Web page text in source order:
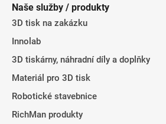
Naše služby / produkty
3D tisk na zakázku
Innolab
3D tiskárny, náhradní díly a doplňky
Materiál pro 3D tisk
Robotické stavebnice
RichMan produkty